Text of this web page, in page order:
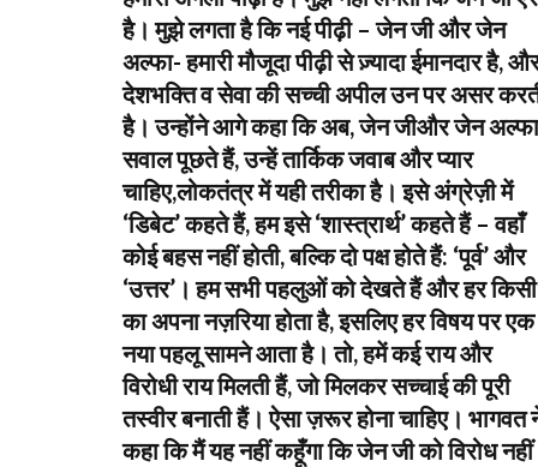
है। मुझे लगता है कि नई पीढ़ी – जेन जी और जेन
अल्फा- हमारी मौजूदा पीढ़ी से ज़्यादा ईमानदार है,
देशभक्ति व सेवा की सच्ची अपील उन पर असर
है। उन्होंने आगे कहा कि अब, जेन जीऔर जेन अल्फा
सवाल पूछते हैं, उन्हें तार्किक जवाब और प्यार
चाहिए,लोकतंत्र में यही तरीका है। इसे अंग्रेज़ी में
‘डिबेट’ कहते हैं, हम इसे ‘शास्त्रार्थ’ कहते हैं – वहाँ
कोई बहस नहीं होती, बल्कि दो पक्ष होते हैं: ‘पूर्व’ और
‘उत्तर’। हम सभी पहलुओं को देखते हैं और हर किसी
का अपना नज़रिया होता है, इसलिए हर विषय पर एक
नया पहलू सामने आता है। तो, हमें कई राय और
विरोधी राय मिलती हैं, जो मिलकर सच्चाई की पूरी
तस्वीर बनाती हैं। ऐसा ज़रूर होना चाहिए। भागवत
कहा कि मैं यह नहीं कहूँगा कि जेन जी को विरोध नहीं